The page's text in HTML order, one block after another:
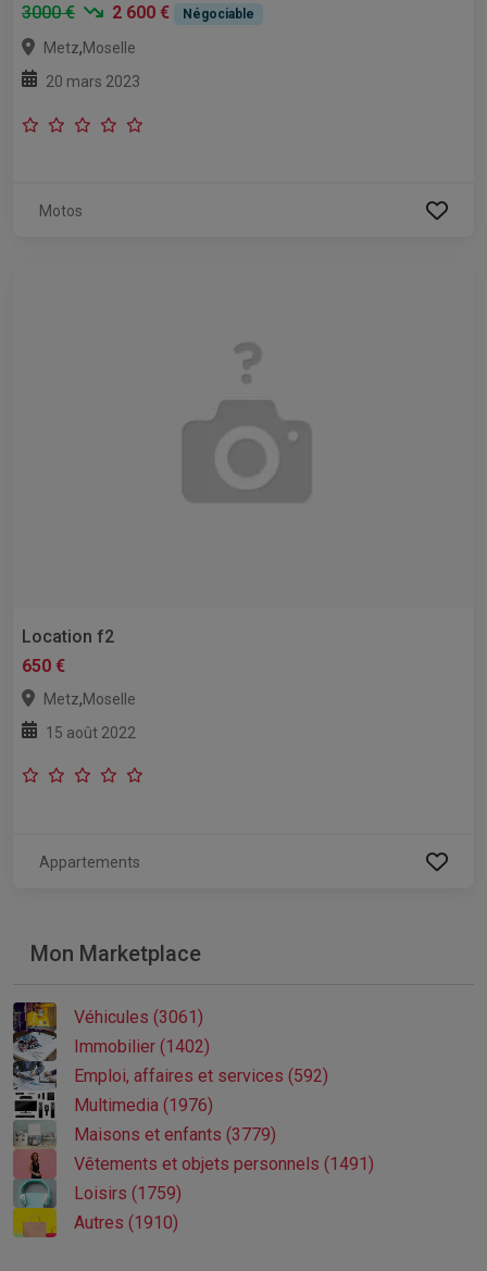
3000 €
2 600 € Négociable
Metz,Moselle
20 mars 2023
Motos
Location f2
650 €
Metz,Moselle
15 août 2022
Appartements
Mon Marketplace
Véhicules (3061)
Immobilier (1402)
Emploi, affaires et services (592)
Multimedia (1976)
Maisons et enfants (3779)
Vêtements et objets personnels (1491)
Loisirs (1759)
Autres (1910)